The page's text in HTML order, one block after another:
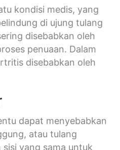
kondisi medis, yang
di ujung tulang
disebabkan oleh
penuaan. Dalam
disebabkan oleh
dapat menyebabkan
atau tulang
yang sama untuk